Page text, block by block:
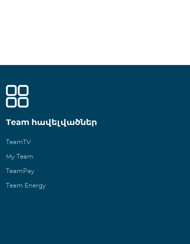
Team հավելվածներ
TeamTV
My Team
TeamPay
Team Energy